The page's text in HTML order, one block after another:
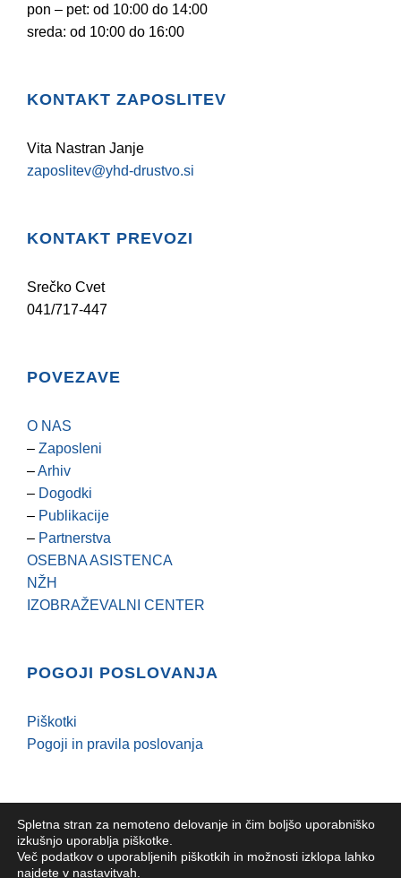
pon – pet: od 10:00 do 14:00
sreda: od 10:00 do 16:00
KONTAKT ZAPOSLITEV
Vita Nastran Janje
zaposlitev@yhd-drustvo.si
KONTAKT PREVOZI
Srečko Cvet
041/717-447
POVEZAVE
O NAS
– Zaposleni
–Arhiv
– Dogodki
– Publikacije
– Partnerstva
OSEBNA ASISTENCA
NŽH
IZOBRAŽEVALNI CENTER
POGOJI POSLOVANJA
Piškotki
Pogoji in pravila poslovanja
YHD |Epacka spletni marketing
Spletna stran za nemoteno delovanje in čim boljšo uporabniško
izkušnjo uporablja piškotke.
Več podatkov o uporabljenih piškotkih in možnosti izklopa lahko
najdete v nastavitvah